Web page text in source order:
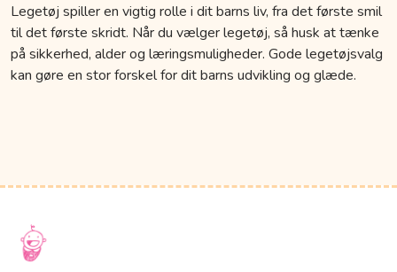
Legetøj spiller en vigtig rolle i dit barns liv, fra det første smil
til det første skridt. Når du vælger legetøj, så husk at tænke
på sikkerhed, alder og læringsmuligheder. Gode legetøjsvalg
kan gøre en stor forskel for dit barns udvikling og glæde.